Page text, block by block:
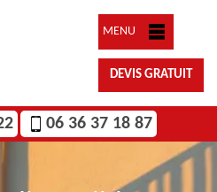
MENU
DEVIS GRATUIT
06 36 37 18 87